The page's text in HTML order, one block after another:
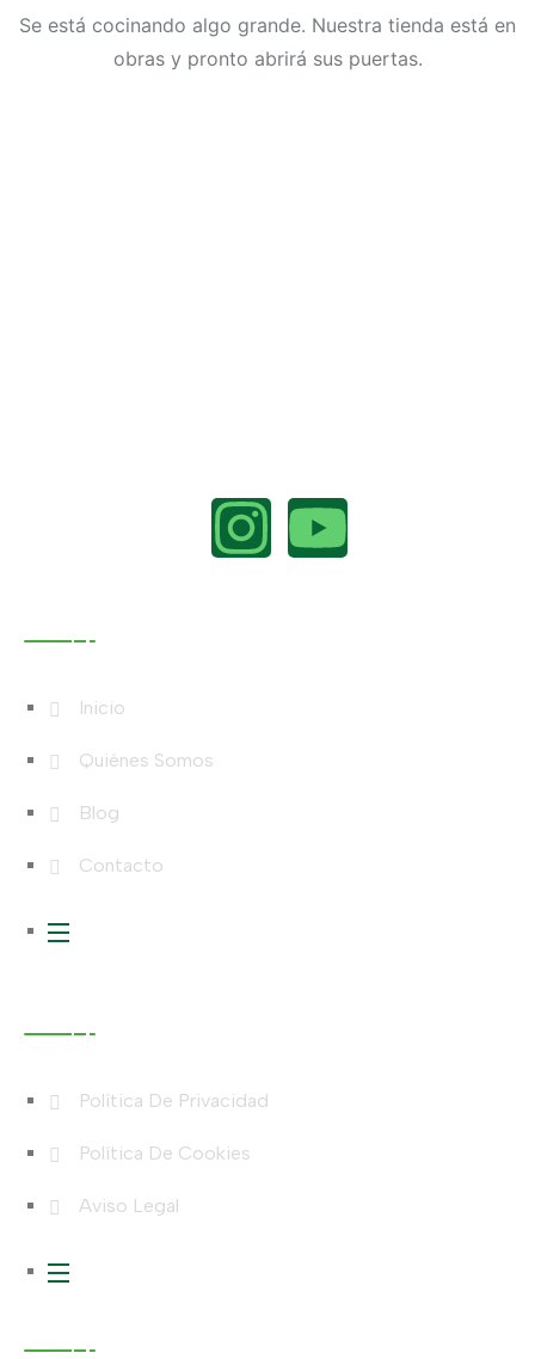
Se está cocinando algo grande. Nuestra tienda está en
obras y pronto abrirá sus puertas.
Inicio
Quiénes Somos
Blog
Contacto
Política De Privacidad
Política De Cookies
Aviso Legal